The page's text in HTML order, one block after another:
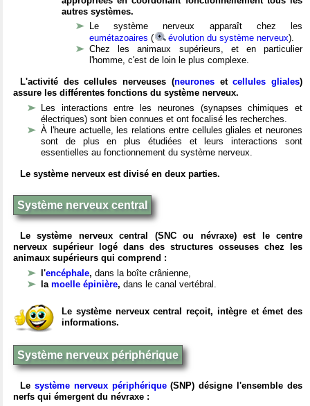
autres systèmes.
Le système nerveux apparaît chez les
eumétazoaires ( évolution du système nerveux).
Chez les animaux supérieurs, et en particulier
l'homme, c'est de loin le plus complexe.
L'activité des cellules nerveuses (neuronesetcellules gliales)
assure les différentes fonctions du système nerveux.
Les interactions entre les neurones (synapses chimiques et
électriques) sont bien connues et ont focalisé les recherches.
À l'heure actuelle, les relations entre cellules gliales et neurones
sont de plus en plus étudiées et leurs interactions sont
essentielles au fonctionnement du système nerveux.
Le système nerveux est divisé en deux parties.
Système nerveux central
Le système nerveux central (SNC ou névraxe) est le centre
nerveux supérieur logé dans des structures osseuses chez les
animaux supérieurs qui comprend :
l'encéphale, dans la boîte crânienne,
la moelle épinière, dans le canal vertébral.
Le système nerveux central reçoit, intègre et émet des
informations.
Système nerveux périphérique
Le système nerveux périphérique(SNP) désigne l'ensemble des
nerfs qui émergent du névraxe :